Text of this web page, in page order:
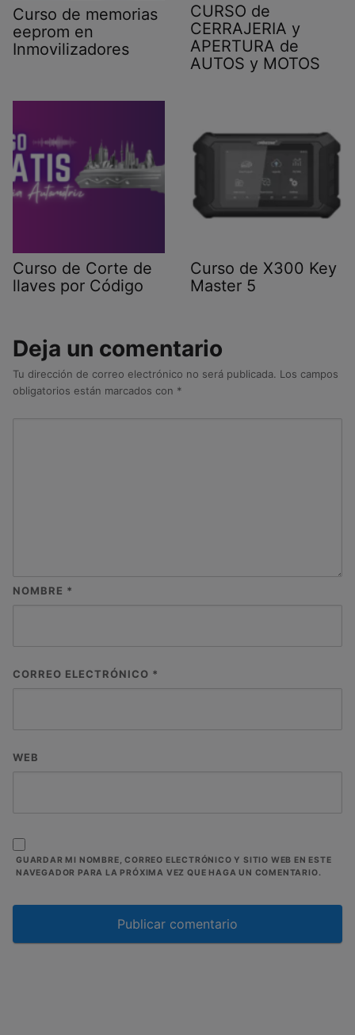
Curso de memorias
eeprom en
Inmovilizadores
CURSO de
CERRAJERIA y
APERTURA de
AUTOS y MOTOS
Curso de Corte de
llaves por Código
Curso de X300 Key
Master 5
Deja un comentario
Tu dirección de correo electrónico no será publicada. Los campos
obligatorios están marcados con *
NOMBRE *
CORREO ELECTRÓNICO *
WEB
GUARDAR MI NOMBRE, CORREO ELECTRÓNICO Y SITIO WEB EN ESTE
NAVEGADOR PARA LA PRÓXIMA VEZ QUE HAGA UN COMENTARIO.